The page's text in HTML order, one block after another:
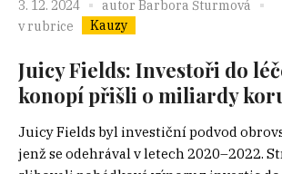
3. 12. 2024 autor Barbora Šturmová
v rubrice
Kauzy
Juicy Fields: Investoři do
konopí přišli o miliardy
Juicy Fields byl investiční podvod
jenž se odehrával v letech 2020–2022.